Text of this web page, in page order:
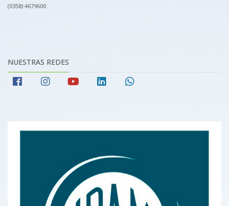
(0358) 4679600
NUESTRAS REDES